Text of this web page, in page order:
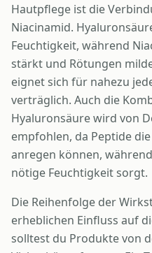
Hautpflege ist die
Niacinamid.
Feuchtigkeit, während
stärkt und Rötungen
eignet sich für nahezu
verträglich. Auch die
Hyaluronsäure wird von
empfohlen, da Peptide
anregen können,
nötige Feuchtigkeit sorgt.
Die Reihenfolge der
erheblichen Einfluss auf
solltest du Produkte von